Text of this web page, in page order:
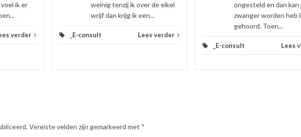
ik er
verder
weinig tenzij ik over de eikel
wrijf dan krijg ik een...
_E-consult Lees verder
ongesteld en dan kan
zwanger worden heb
gehoord. Toen...
_E-consult Lees
Vereiste velden zijn gemarkeerd met *